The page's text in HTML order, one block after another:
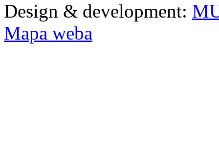
Design & development:
Mapa weba